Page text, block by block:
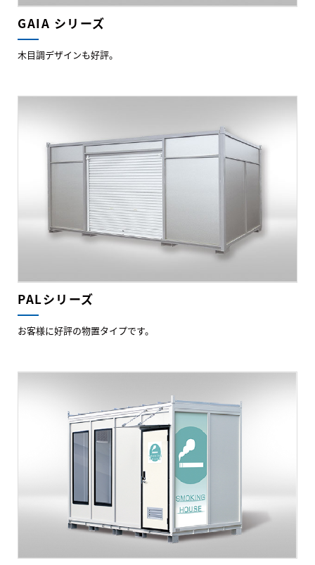
GAIA シリーズ
木目調デザインも好評。
PALシリーズ
お客様に好評の物置タイプです。